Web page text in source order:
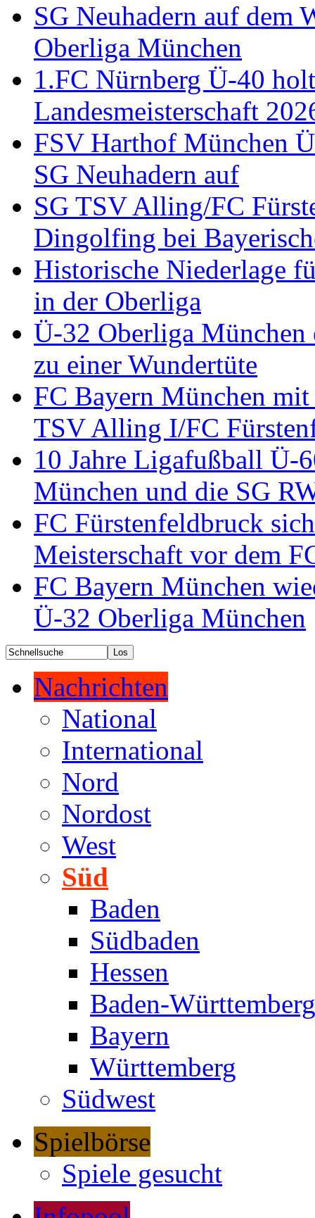
SG Neuhadern auf dem
Oberliga München
1.FC Nürnberg Ü-40
Landesmeisterschaft
FSV Harthof München
SG Neuhadern auf
SG TSV Alling/FC
Dingolfing bei
Historische Niederlage
in der Oberliga
Ü-32 Oberliga
zu einer Wundertüte
FC Bayern München
TSV Alling I/FC
10 Jahre Ligafußball Ü-
München und die SG
FC Fürstenfeldbruck
Meisterschaft vor dem
FC Bayern München
Ü-32 Oberliga München
Nachrichten
National
International
Nord
Nordost
West
Süd
Baden
Südbaden
Hessen
Baden-Württemberg
Bayern
Württemberg
Südwest
Spielbörse
Spiele gesucht